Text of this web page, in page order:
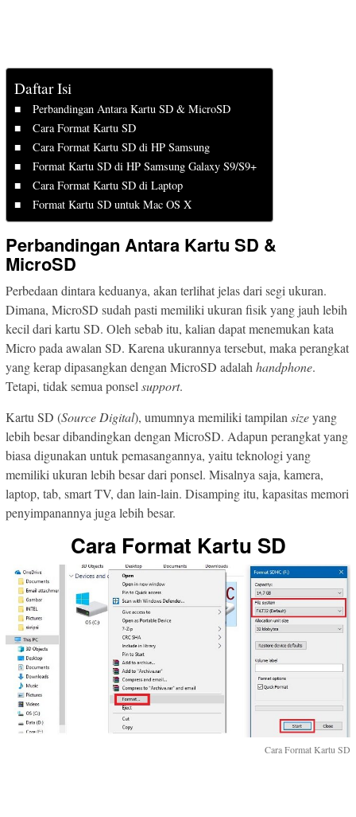
Daftar Isi
Perbandingan Antara Kartu SD & MicroSD
Cara Format Kartu SD
Cara Format Kartu SD di HP Samsung
Format Kartu SD di HP Samsung Galaxy S9/S9+
Cara Format Kartu SD di Laptop
Format Kartu SD untuk Mac OS X
Perbandingan Antara Kartu SD &
MicroSD
Perbedaan dintara keduanya, akan terlihat jelas dari segi ukuran.
Dimana, MicroSD sudah pasti memiliki ukuran fisik yang jauh lebih
kecil dari kartu SD. Oleh sebab itu, kalian dapat menemukan kata
Micro pada awalan SD. Karena ukurannya tersebut, maka perangkat
yang kerap dipasangkan dengan MicroSD adalah handphone.
Tetapi, tidak semua ponsel support.
Kartu SD (Source Digital), umumnya memiliki tampilan sizeyang
lebih besar dibandingkan dengan MicroSD. Adapun perangkat yang
biasa digunakan untuk pemasangannya, yaitu teknologi yang
memiliki ukuran lebih besar dari ponsel. Misalnya saja, kamera,
laptop, tab, smart TV, dan lain-lain. Disamping itu, kapasitas memori
penyimpanannya juga lebih besar.
Cara Format Kartu SD
Cara Format Kartu SD